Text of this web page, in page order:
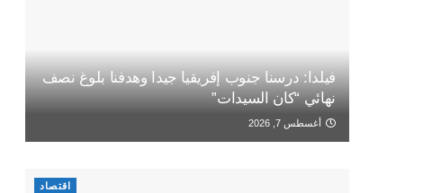
فيلدا: درسنا جنوب إفريقيا جيدا وهدفنا بلوغ نصف
نهائي “كان السيدات”
أغسطس 7, 2026
اقتصاد